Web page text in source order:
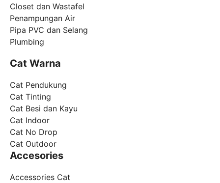
Closet dan Wastafel
Penampungan Air
Pipa PVC dan Selang
Plumbing
Cat Warna
Cat Pendukung
Cat Tinting
Cat Besi dan Kayu
Cat Indoor
Cat No Drop
Cat Outdoor
Accesories
Accessories Cat